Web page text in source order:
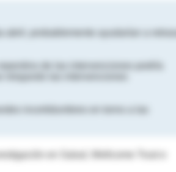
de las intervenciones podría
incertidumbres en torno a las
en Salud, Wellcome Trust e